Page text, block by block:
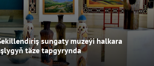
sungaty muzeýi halkara
täze tapgyrynda